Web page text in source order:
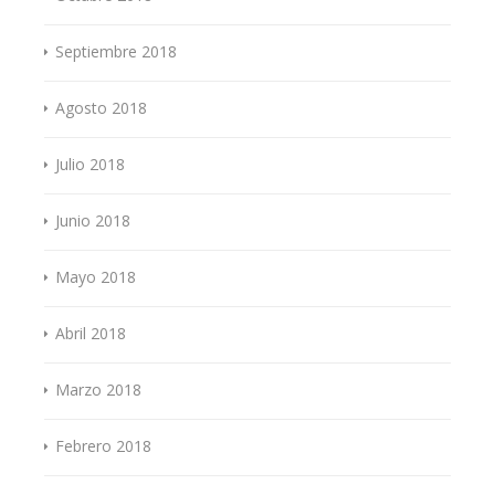
Septiembre 2018
Agosto 2018
Julio 2018
Junio 2018
Mayo 2018
Abril 2018
Marzo 2018
Febrero 2018